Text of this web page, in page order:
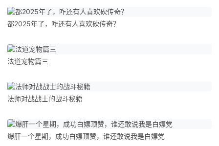
都2025年了，咋还有人喜欢砍传奇？
法道宠物篇三
法师对战战士的战斗秘籍
爆肝一个星期，成功白嫖顶赞，谁还敢说我是白嫖党